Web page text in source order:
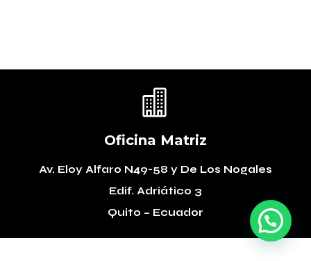

Oficina Matriz
Av. Eloy Alfaro N49-58 y De Los Nogales
Edif. Adriático 3
Quito – Ecuador